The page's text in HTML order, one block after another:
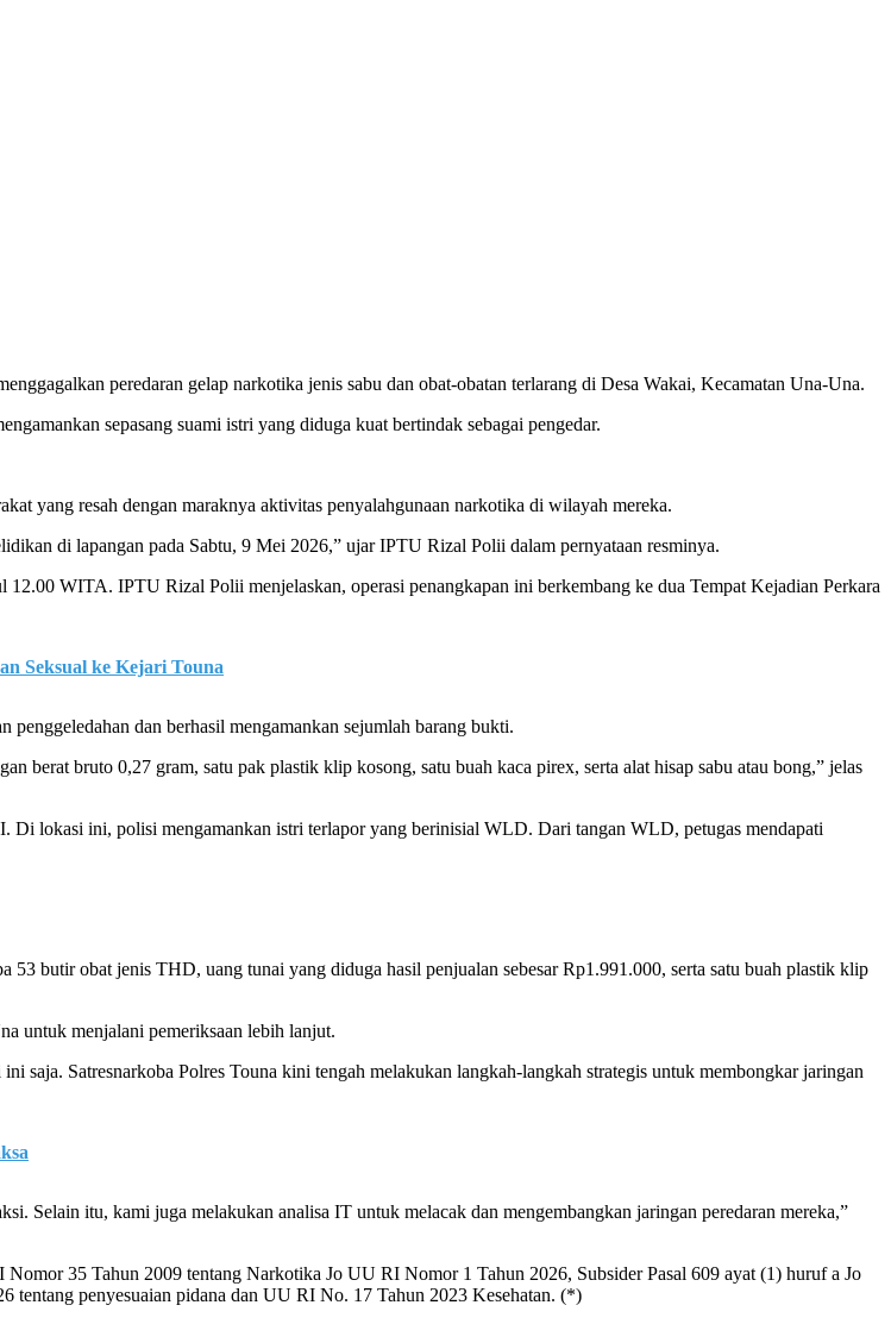
peredaran gelap narkotika jenis sabu dan obat-obatan terlarang di Desa Wakai, Kecamatan Una-Una.
sepasang suami istri yang diduga kuat bertindak sebagai pengedar.
yang resah dengan maraknya aktivitas penyalahgunaan narkotika di wilayah mereka.
di lapangan pada Sabtu, 9 Mei 2026,” ujar IPTU Rizal Polii dalam pernyataan resminya.
WITA. IPTU Rizal Polii menjelaskan, operasi penangkapan ini berkembang ke dua Tempat Kejadian Perkara
Seksual ke Kejari Touna
dan berhasil mengamankan sejumlah barang bukti.
berat bruto 0,27 gram, satu pak plastik klip kosong, satu buah kaca pirex, serta alat hisap sabu atau bong,” jelas
lokasi ini, polisi mengamankan istri terlapor yang berinisial WLD. Dari tangan WLD, petugas mendapati
butir obat jenis THD, uang tunai yang diduga hasil penjualan sebesar Rp1.991.000, serta satu buah plastik klip
untuk menjalani pemeriksaan lebih lanjut.
saja. Satresnarkoba Polres Touna kini tengah melakukan langkah-langkah strategis untuk membongkar jaringan
Selain itu, kami juga melakukan analisa IT untuk melacak dan mengembangkan jaringan peredaran mereka,”
35 Tahun 2009 tentang Narkotika Jo UU RI Nomor 1 Tahun 2026, Subsider Pasal 609 ayat (1) huruf a Jo
penyesuaian pidana dan UU RI No. 17 Tahun 2023 Kesehatan. (*)